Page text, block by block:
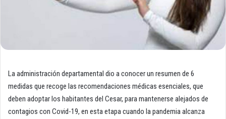
La administración departamental dio a conocer un resumen de 6
medidas que recoge las recomendaciones médicas esenciales, que
deben adoptar los habitantes del Cesar, para mantenerse alejados de
contagios con Covid-19, en esta etapa cuando la pandemia alcanza